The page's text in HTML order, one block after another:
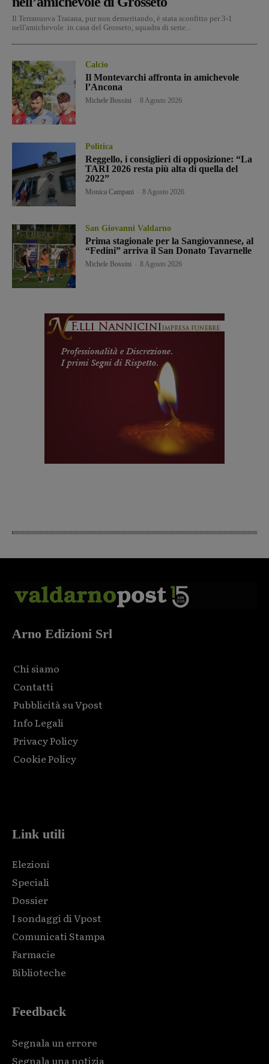
Il Terranuova Traiana, pur non demeritando, è stata sconfitto per 3-1
nell'amichevole in casa del Grosseto, squadra di serie...
Calcio
Il Montevarchi affronta in amichevole
l’Ancona
Michele Bossini 8 Agosto 2026
Politica
Reggello, i consiglieri di opposizione: “La
TARI 2026 resta più alta di quella del
2022”
Monica Campani 8 Agosto 2026
San Giovanni Valdarno
Prima stagionale per la Sangiovannese, al
“Fedini” arriva il San Donato Tavarnelle
Michele Bossini 8 Agosto 2026
Arno Edizioni Srl
Chi siamo
Contatti
Pubblicità su Vpost
Info Legali
Privacy Policy
Cookie Policy
Link utili
Elezioni
Speciali
Dossier
I sondaggi di Vpost
Comunicati Stampa
Farmacie
Biblioteche
Feedback
Segnala un errore
Segnala una notizia